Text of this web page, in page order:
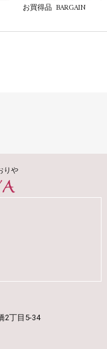
お買得品 BARGAIN
りや
2丁目5-34